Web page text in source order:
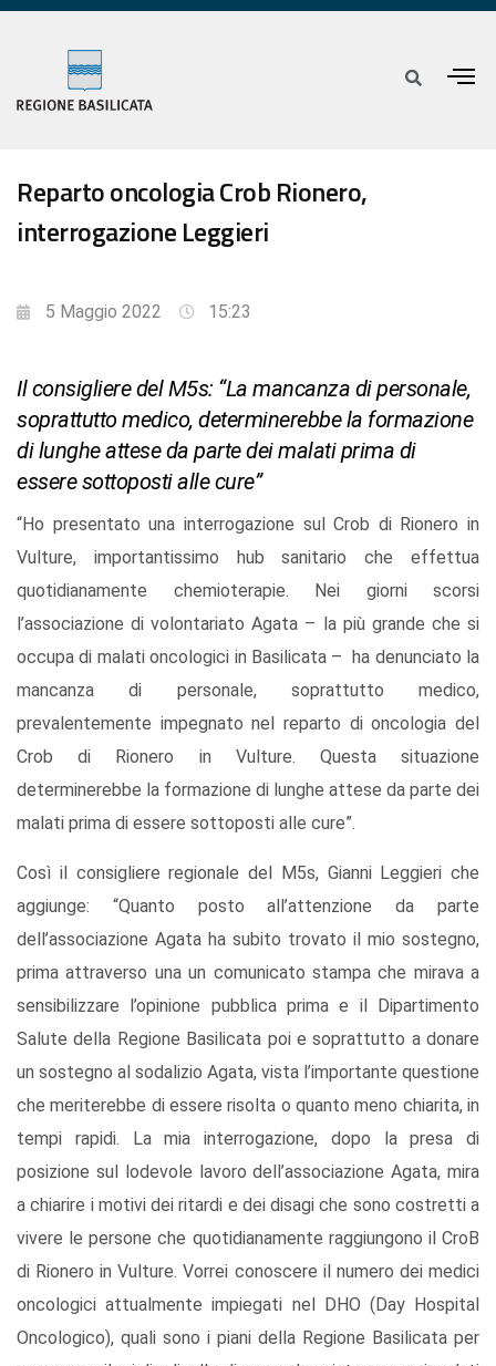
Reparto oncologia Crob Rionero,
interrogazione Leggieri
5 Maggio 2022 15:23
Il consigliere del M5s: “La mancanza di personale,
soprattutto medico, determinerebbe la formazione
di lunghe attese da parte dei malati prima di
essere sottoposti alle cure”
“Ho presentato una interrogazione sul Crob di Rionero in
Vulture, importantissimo hub sanitario che effettua
quotidianamente chemioterapie. Nei giorni scorsi
l’associazione di volontariato Agata – la più grande che si
occupa di malati oncologici in Basilicata – ha denunciato la
mancanza di personale, soprattutto medico,
prevalentemente impegnato nel reparto di oncologia del
Crob di Rionero in Vulture. Questa situazione
determinerebbe la formazione di lunghe attese da parte dei
malati prima di essere sottoposti alle cure”.
Così il consigliere regionale del M5s, Gianni Leggieri che
aggiunge: “Quanto posto all’attenzione da parte
dell’associazione Agata ha subito trovato il mio sostegno,
prima attraverso una un comunicato stampa che mirava a
sensibilizzare l’opinione pubblica prima e il Dipartimento
Salute della Regione Basilicata poi e soprattutto a donare
un sostegno al sodalizio Agata, vista l’importante questione
che meriterebbe di essere risolta o quanto meno chiarita, in
tempi rapidi. La mia interrogazione, dopo la presa di
posizione sul lodevole lavoro dell’associazione Agata, mira
a chiarire i motivi dei ritardi e dei disagi che sono costretti a
vivere le persone che quotidianamente raggiungono il CroB
di Rionero in Vulture. Vorrei conoscere il numero dei medici
oncologici attualmente impiegati nel DHO (Day Hospital
Oncologico), quali sono i piani della Regione Basilicata per